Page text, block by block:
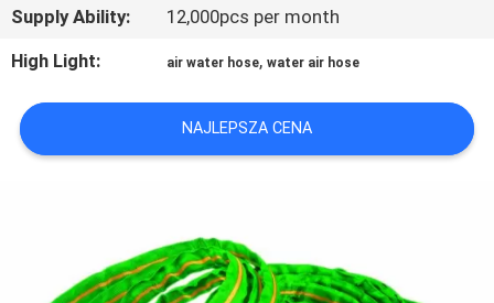
SKONTAKTUJ
SIĘ
NAMI
POPROSIĆ
Supply Ability:
12,000pcs per month
High Light:
air water hose,water air hose
NAJLEPSZA CENA